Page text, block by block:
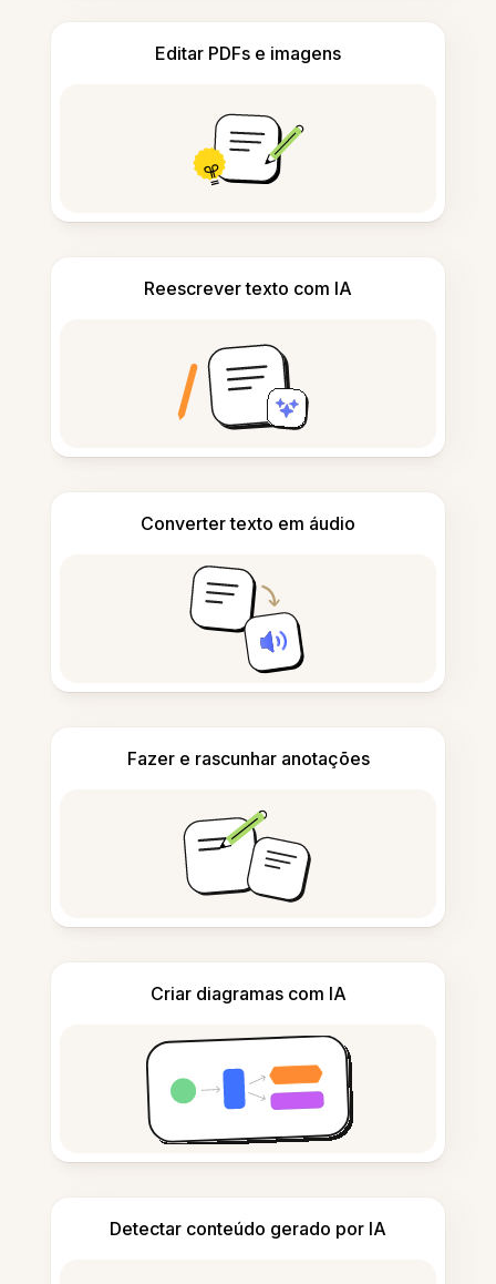
Editar PDFs e imagens
Reescrever texto com IA
Converter texto em áudio
Fazer e rascunhar anotações
Criar diagramas com IA
Detectar conteúdo gerado por IA